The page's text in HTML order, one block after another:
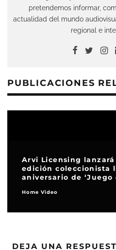
pretendemos informar,
actualidad del mundo
regional e
PUBLICACIONES
Arvi Licensing
edición coleccionista
aniversario de ‘Juego
Home Video
DEJA UNA